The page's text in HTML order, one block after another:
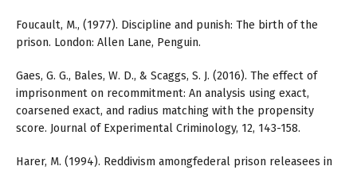
Foucault, M., (1977). Discipline and punish: The birth of the
prison. London: Allen Lane, Penguin.
Gaes, G. G., Bales, W. D., & Scaggs, S. J. (2016). The effect of
imprisonment on recommitment: An analysis using exact,
coarsened exact, and radius matching with the propensity
score. Journal of Experimental Criminology, 12, 143-158.
Harer, M. (1994). Reddivism amongfederal prison releasees in